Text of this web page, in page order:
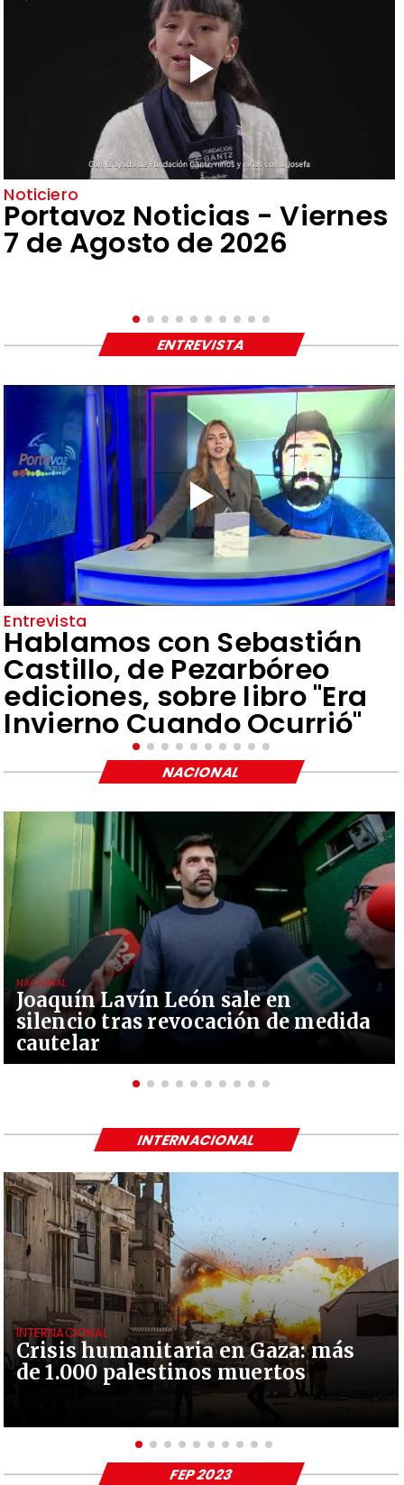
Noticiero
Portavoz Noticias - Viernes
7 de Agosto de 2026
Entrevista
Hablamos con Sebastián
Castillo, de Pezarbóreo
ediciones, sobre libro "Era
Invierno Cuando Ocurrió"
ENTREVISTA
Joaquín Lavín León sale en
silencio tras revocación de medida
cautelar
NACIONAL
NACIONAL
Crisis humanitaria en Gaza: más
de 1.000 palestinos muertos
INTERNACIONAL
INTERNACIONAL
FEP 2023